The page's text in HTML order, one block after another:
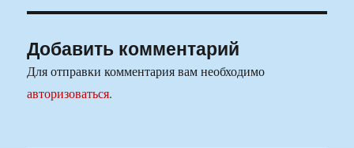
Добавить комментарий
Для отправки комментария вам необходимо
авторизоваться.